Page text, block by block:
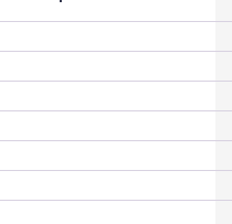
388000 EUR
Non